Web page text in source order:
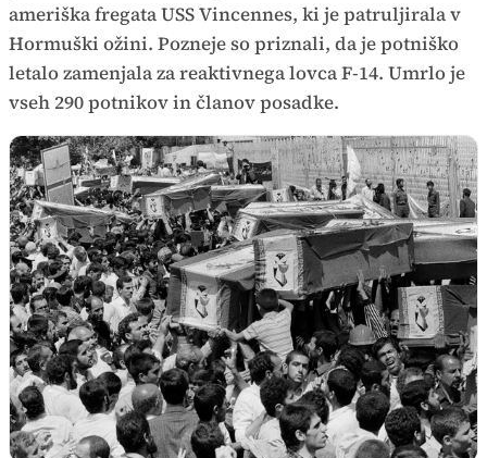
ameriška fregata USS Vincennes, ki je patruljirala v
Hormuški ožini. Pozneje so priznali, da je potniško
letalo zamenjala za reaktivnega lovca F-14. Umrlo je
vseh 290 potnikov in članov posadke.